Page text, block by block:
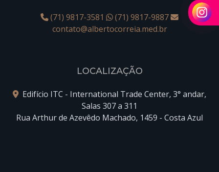
(71) 9817-3581
(71) 9817-9887
contato@albertocorreia.med.br
LOCALIZAÇÃO
Edifício ITC - International Trade Center, 3° andar,
Salas 307 a 311
Rua Arthur de Azevêdo Machado, 1459 - Costa Azul